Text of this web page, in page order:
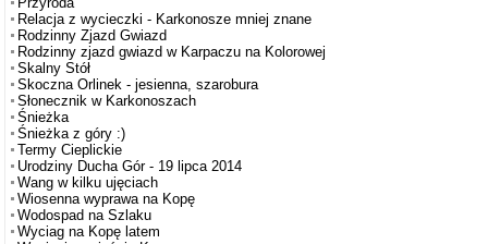
Relacja z wycieczki - Karkonosze mniej znane
Rodzinny Zjazd Gwiazd
Rodzinny zjazd gwiazd w Karpaczu na Kolorowej
Skalny Stół
Skoczna Orlinek - jesienna, szarobura
Słonecznik w Karkonoszach
Śnieżka
Śnieżka z góry :)
Termy Cieplickie
Urodziny Ducha Gór - 19 lipca 2014
Wang w kilku ujęciach
Wiosenna wyprawa na Kopę
Wodospad na Szlaku
Wyciag na Kopę latem